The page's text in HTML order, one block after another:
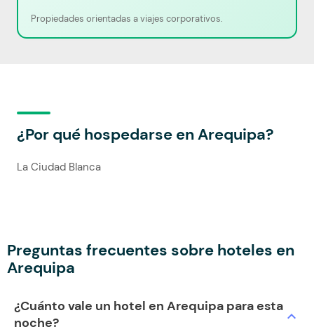
Propiedades orientadas a viajes corporativos.
¿Por qué hospedarse en Arequipa?
La Ciudad Blanca
Preguntas frecuentes sobre hoteles en
Arequipa
¿Cuánto vale un hotel en Arequipa para esta
noche?
expand_more